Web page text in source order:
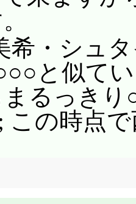
・シュタ
と似て
るっき
この時点